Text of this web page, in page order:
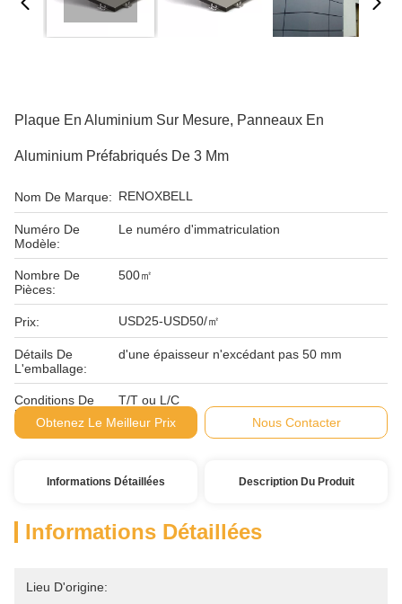
Plaque En Aluminium Sur Mesure, Panneaux En
Aluminium Préfabriqués De 3 Mm
Nom De Marque: RENOXBELL
Numéro De
Modèle:
Le numéro d'immatriculation
Nombre De
Pièces:
500㎡
Prix: USD25-USD50/㎡
Détails De
L'emballage:
d'une épaisseur n'excédant pas 50 mm
Conditions De
Paiement:
T/T ou L/C
Obtenez Le Meilleur Prix
Nous Contacter
Informations Détaillées Description Du Produit
Informations Détaillées
Lieu D'origine: